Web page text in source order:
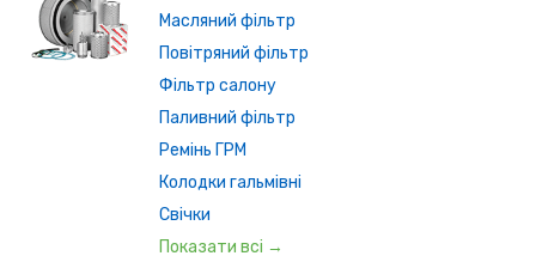
Масляний фільтр
Повітряний фільтр
Фільтр салону
Паливний фільтр
Ремінь ГРМ
Колодки гальмівні
Свічки
Показати всі →